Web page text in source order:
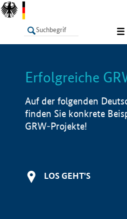
LISTE
Erfolgreiche
Auf der folgenden
finden Sie konkrete
GRW-Projekte!
LOS GEHT'S